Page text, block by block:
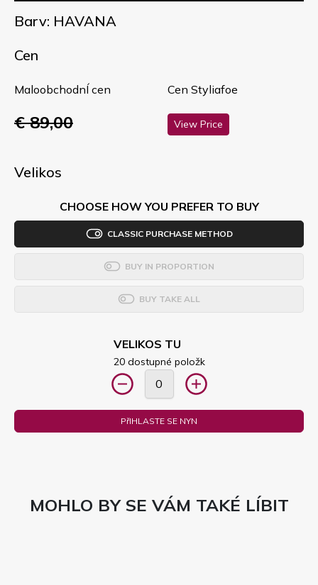
Barv: HAVANA
Cen
MaloobchodnÍ cen
€ 89,00
Cen Styliafoe
View Price
Velikos
CHOOSE HOW YOU PREFER TO BUY
CLASSIC PURCHASE METHOD
BUY IN PROPORTION
BUY TAKE ALL
VELIKOS TU
20 dostupné položk
PřIHLASTE SE NYN
MOHLO BY SE VÁM TAKÉ LÍBIT